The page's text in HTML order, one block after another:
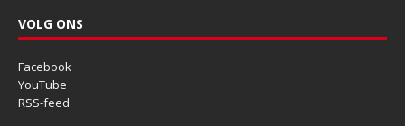
VOLG ONS
Facebook
YouTube
RSS-feed